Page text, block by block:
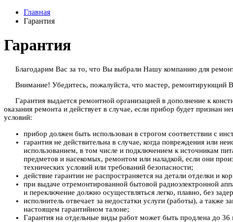
Главная
Гарантия
Гарантия
Благодарим Вас за то, что Вы выбрали Нашу компанию для
Внимание! Убедитесь, пожалуйста, что мастер, ремонтирующий
Гарантия выдается ремонтной организацией в дополнение к
оказания ремонта и действует в случае, если прибор будет
условий:
прибор должен быть использован в строгом соответствии с
гарантия не действительна в случае, когда повреждения или
использованием, в том числе и подключением к источникам
предметов и насекомых, ремонтом или наладкой, если они
технических условий или требований безопасности;
действие гарантии не распространяется на детали отделки и
при выдаче отремонтированной бытовой радиоэлектронной
и переключение должно осуществляться легко, плавно, без
исполнитель отвечает за недостатки услуги (работы), а также
настоящем гарантийном талоне;
Гарантия на отдельные виды работ может быть продлена до